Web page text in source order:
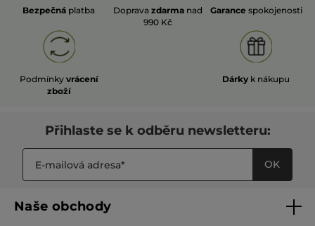
Bezpečná platba Doprava zdarma nad
990 Kč
Garance spokojenosti
Podmínky vrácení
zboží
Dárky k nákupu
Přihlaste se k odběru newsletteru:
OK
Naše obchody